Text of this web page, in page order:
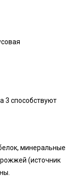
3 способствуют
минеральные
(источник